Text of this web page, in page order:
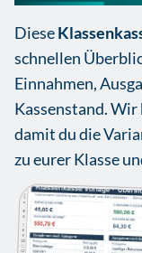
Diese
schnellen
Einnahmen,
Kassenstand.
damit du die
zu eurer Klasse